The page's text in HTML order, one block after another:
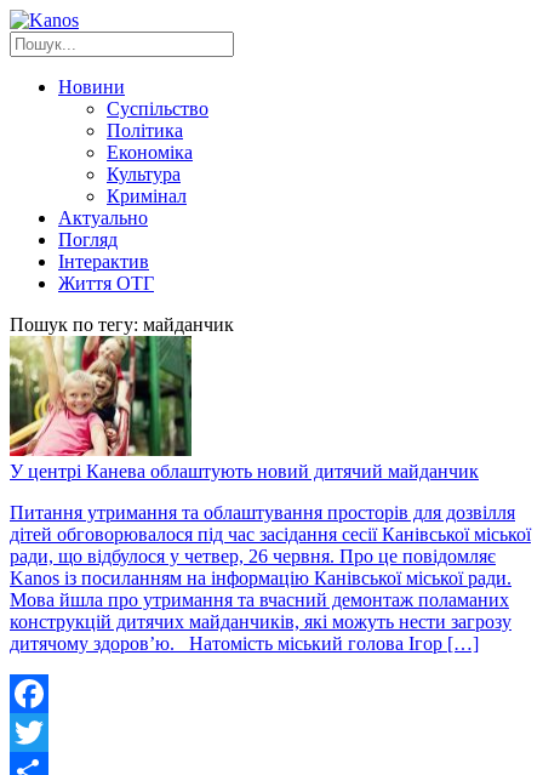
Новини
Суспільство
Політика
Економіка
Культура
Кримінал
Актуально
Погляд
Інтерактив
Життя ОТГ
Пошук по тегу: майданчик
У центрі Канева облаштують новий дитячий майданчик
Питання утримання та облаштування просторів для дозвілля
дітей обговорювалося під час засідання сесії Канівської міської
ради, що відбулося у четвер, 26 червня. Про це повідомляє
Kanos із посиланням на інформацію Канівської міської ради.
Мова йшла про утримання та вчасний демонтаж поламаних
конструкцій дитячих майданчиків, які можуть нести загрозу
дитячому здоров’ю. Натомість міський голова Ігор […]
Facebook
Twitter